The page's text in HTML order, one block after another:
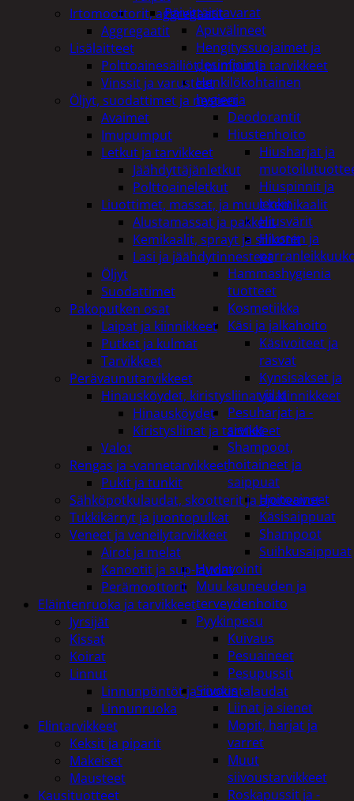
Päivittäistavarat
Apuvälineet
Hengityssuojaimet ja
desinfiointi
Henkilökohtainen
hygienia
Deodorantit
Hiustenhoito
Hiusharjat ja
Hiuspinnit ja
lenkit
Hiusvärit
Hiusten ja
Hammashygienia
tuotteet
Kosmetiikka
Käsi ja jalkahoito
Käsivoiteet ja
rasvat
Kynsisakset ja
viilat
Pesuharjat ja -
sienet
Shampoot,
hoitaineet ja
saippuat
Hoitoaineet
Käsisaippuat
Shampoot
Suihkusaippuat
Hyvinvointi
Muu kauneuden ja
terveydenhoito
Pyykinpesu
Kuivaus
Pesuaineet
Pesupussit
Siivous
Liinat ja sienet
Mopit, harjat ja
varret
Muut
siivoustarvikkeet
Roskapussit ja -
Irtomoottorit, aggregaatit
Aggregaatit
Lisälaitteet
Polttoainesäiliöt, pumput ja tarvikkeet
Vinssit ja varusteet
Öljyt, suodattimet ja nesteet
Avaimet
Imupumput
Letkut ja tarvikkeet
Jäähdyttäjänletkut
Polttoaineletkut
Liuottimet, massat, ja muut kemikaalit
Alustamassat ja pakkelit
Kemikaalit, sprayt ja silikonit
Lasi ja jäähdytinnesteet
Öljyt
Suodattimet
Pakoputken osat
Laipat ja kiinnikkeet
Putket ja kulmat
Tarvikkeet
Perävaunutarvikkeet
Hinausköydet, kiristysliinat ja kiinnikkeet
Hinausköydet
Kiristysliinat ja tarvikkeet
Valot
Rengas ja -vannetarvikkeet
Pukit ja tunkit
Sähköpotkulaudat, skootterit ja ajoneuvot
Tukkikärryt ja juontopulkat
Veneet ja veneilytarvikkeet
Airot ja melat
Kanootit ja sup-laudat
Perämoottorit
Eläintenruoka ja tarvikkeet
Jyrsijät
Kissat
Koirat
Linnut
Linnunpöntöt ja ruokintalaudat
Linnunruoka
Elintarvikkeet
Keksit ja piparit
Makeiset
Mausteet
Kausituotteet